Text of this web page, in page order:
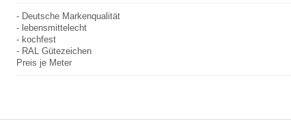
- Deutsche Markenqualität
- lebensmittelecht
- kochfest
- RAL Gütezeichen
Preis je Meter